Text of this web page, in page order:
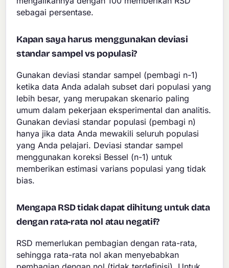
sebagai persentase.
Kapan saya harus menggunakan deviasi
standar sampel vs populasi?
Gunakan deviasi standar sampel (pembagi n-1)
ketika data Anda adalah subset dari populasi yang
lebih besar, yang merupakan skenario paling
umum dalam pekerjaan eksperimental dan analitis.
Gunakan deviasi standar populasi (pembagi n)
hanya jika data Anda mewakili seluruh populasi
yang Anda pelajari. Deviasi standar sampel
menggunakan koreksi Bessel (n-1) untuk
memberikan estimasi varians populasi yang tidak
bias.
Mengapa RSD tidak dapat dihitung untuk data
dengan rata-rata nol atau negatif?
RSD memerlukan pembagian dengan rata-rata,
sehingga rata-rata nol akan menyebabkan